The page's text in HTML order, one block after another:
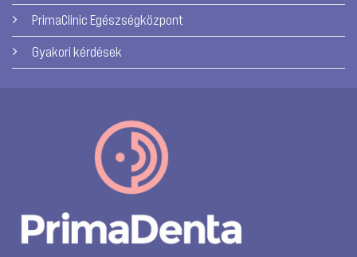
PrimaClinic Egészségközpont
Gyakori kérdések